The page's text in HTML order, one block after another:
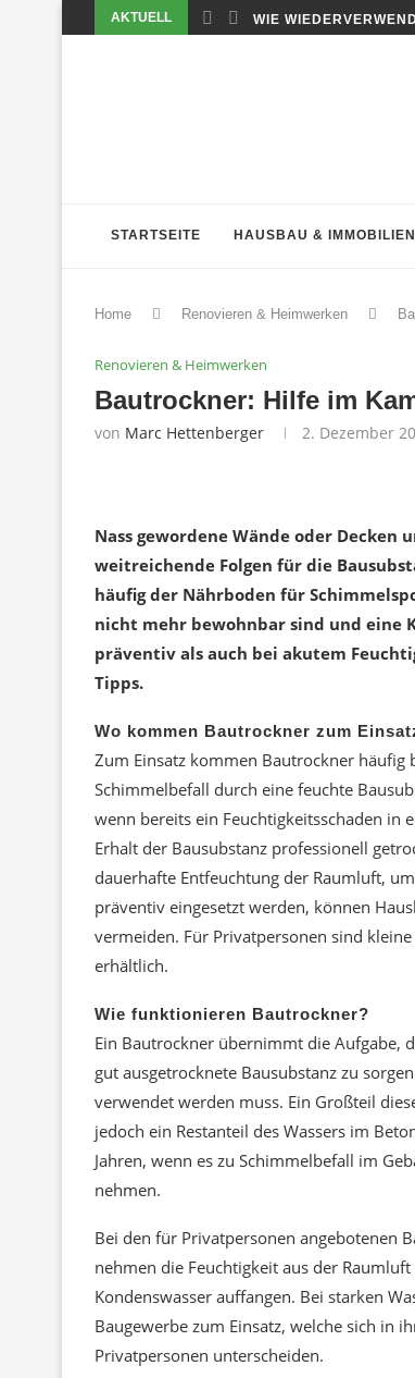
AKTUELL WIE
STARTSEITE HAUSBAU & IMMOBILIEN
Home Renovieren & Heimwerken
Renovieren & Heimwerken
Bautrockner: Hilfe im
von Marc Hettenberger 2. Dezember
Nass gewordene Wände oder
weitreichende Folgen für die
häufig der Nährboden für
nicht mehr bewohnbar sind und eine
präventiv als auch bei akutem
Tipps.
Wo kommen Bautrockner zum
Zum Einsatz kommen Bautrockner
Schimmelbefall durch eine feuchte
wenn bereits ein Feuchtigkeitsschaden in
Erhalt der Bausubstanz professionell
dauerhafte Entfeuchtung der Raumluft,
präventiv eingesetzt werden, können
vermeiden. Für Privatpersonen sind
erhältlich.
Wie funktionieren Bautrockner?
Ein Bautrockner übernimmt die Aufgabe,
gut ausgetrocknete Bausubstanz zu
verwendet werden muss. Ein Großteil
jedoch ein Restanteil des Wassers im
Jahren, wenn es zu Schimmelbefall im
nehmen.
Bei den für Privatpersonen angebotenen
nehmen die Feuchtigkeit aus der
Kondenswasser auffangen. Bei starken
Baugewerbe zum Einsatz, welche sich in
Privatpersonen unterscheiden.